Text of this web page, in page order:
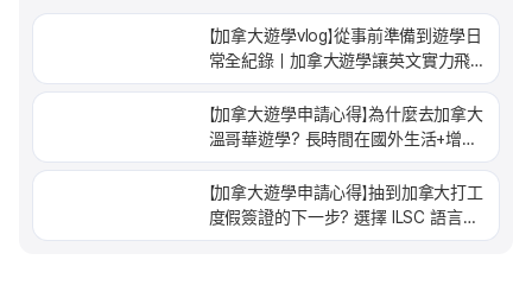
【加拿大遊學vlog】從事前準備到遊學日
常全紀錄｜加拿大遊學讓英文實力飛速
成長的秘密！
【加拿大遊學申請心得】為什麼去加拿大
溫哥華遊學? 長時間在國外生活+增加
英文能力+旅遊的實惠選擇！
【加拿大遊學申請心得】抽到加拿大打工
度假簽證的下一步? 選擇 ILSC 語言學
校的理由、遊學找到對的代辦很重要！